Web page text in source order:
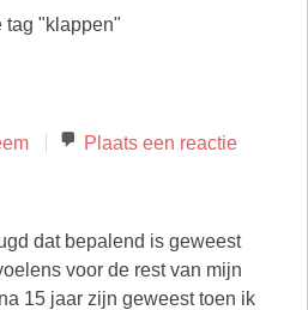
tag "klappen"
Plaats een reactie
dat bepalend is geweest
voor de rest van mijn
15 jaar zijn geweest toen ik